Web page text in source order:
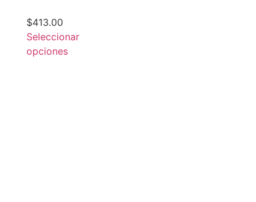
$413.00
Seleccionar
opciones